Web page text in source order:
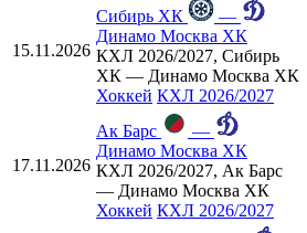
15.11.2026
Сибирь ХК
—
Динамо Москва ХК
КХЛ 2026/2027, Сибирь
ХК — Динамо Москва ХК
Хоккей КХЛ 2026/2027
17.11.2026
Ак Барс
—
Динамо Москва ХК
КХЛ 2026/2027, Ак Барс
— Динамо Москва ХК
Хоккей КХЛ 2026/2027